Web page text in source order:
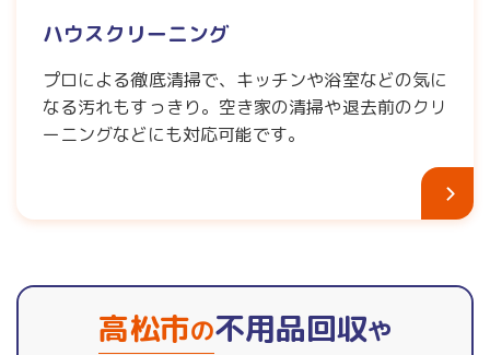
ハウスクリーニング
プロによる徹底清掃で、キッチンや浴室などの気に
なる汚れもすっきり。空き家の清掃や退去前のクリ
ーニングなどにも対応可能です。
高松市の不用品回収や